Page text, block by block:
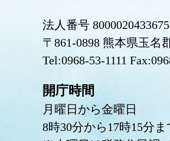
法人番号 8000020433675
〒861-0898 熊本県玉名
Tel:0968-53-1111
開庁時間
月曜日から金曜日
8時30分から17時15分